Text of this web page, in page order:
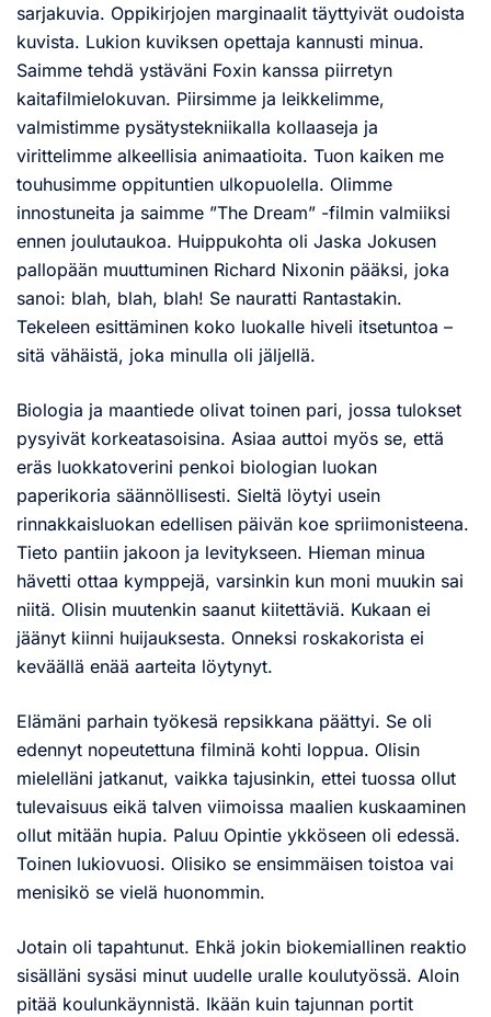
sarjakuvia. Oppikirjojen marginaalit täyttyivät oudoista
kuvista. Lukion kuviksen opettaja kannusti minua.
Saimme tehdä ystäväni Foxin kanssa piirretyn
kaitafilmielokuvan. Piirsimme ja leikkelimme,
valmistimme pysätystekniikalla kollaaseja ja
virittelimme alkeellisia animaatioita. Tuon kaiken me
touhusimme oppituntien ulkopuolella. Olimme
innostuneita ja saimme ”The Dream” -filmin valmiiksi
ennen joulutaukoa. Huippukohta oli Jaska Jokusen
pallopään muuttuminen Richard Nixonin pääksi, joka
sanoi: blah, blah, blah! Se nauratti Rantastakin.
Tekeleen esittäminen koko luokalle hiveli itsetuntoa –
sitä vähäistä, joka minulla oli jäljellä.
Biologia ja maantiede olivat toinen pari, jossa tulokset
pysyivät korkeatasoisina. Asiaa auttoi myös se, että
eräs luokkatoverini penkoi biologian luokan
paperikoria säännöllisesti. Sieltä löytyi usein
rinnakkaisluokan edellisen päivän koe spriimonisteena.
Tieto pantiin jakoon ja levitykseen. Hieman minua
hävetti ottaa kymppejä, varsinkin kun moni muukin sai
niitä. Olisin muutenkin saanut kiitettäviä. Kukaan ei
jäänyt kiinni huijauksesta. Onneksi roskakorista ei
keväällä enää aarteita löytynyt.
Elämäni parhain työkesä repsikkana päättyi. Se oli
edennyt nopeutettuna filminä kohti loppua. Olisin
mielelläni jatkanut, vaikka tajusinkin, ettei tuossa ollut
tulevaisuus eikä talven viimoissa maalien kuskaaminen
ollut mitään hupia. Paluu Opintie ykköseen oli edessä.
Toinen lukiovuosi. Olisiko se ensimmäisen toistoa vai
menisikö se vielä huonommin.
Jotain oli tapahtunut. Ehkä jokin biokemiallinen reaktio
sisälläni sysäsi minut uudelle uralle koulutyössä. Aloin
pitää koulunkäynnistä. Ikään kuin tajunnan portit